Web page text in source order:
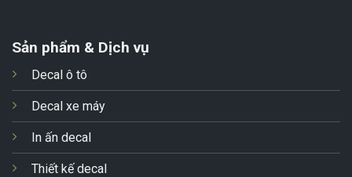
Sản phẩm & Dịch vụ
Decal ô tô
Decal xe máy
In ấn decal
Thiết kế decal